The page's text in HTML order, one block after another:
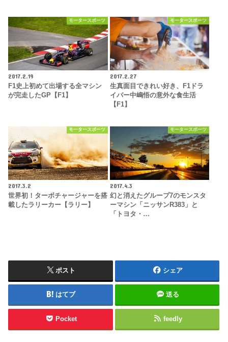
モータースポーツ
2017.2.19
F1史上初めて出場する全マシン
が完走したGP【F1】
モータースポーツ
2017.2.27
生真面目できれい好き、F1ドラ
イバー中嶋悟の意外な食生活
【F1】
モータースポーツ
2017.3.2
世界初！ターボチャージャーを搭
載したラリーカー【ラリー】
モータースポーツ
2017.4.3
幻と消えたグループ7のモンスタ
ーマシン「ニッサンR383」と
「トヨタ・…
ポスト シェア
はてブ 送る
Pocket feedly